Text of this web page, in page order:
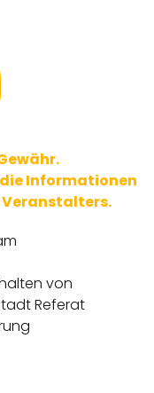
Informationen
von
Referat